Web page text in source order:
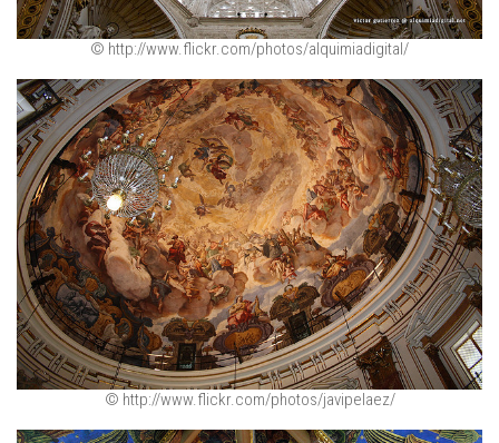
© http://www.flickr.com/photos/alquimiadigital/
© http://www.flickr.com/photos/javipelaez/